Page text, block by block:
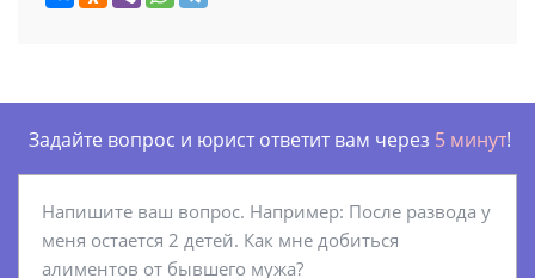
Задайте вопрос и юрист ответит вам через 5 минут!